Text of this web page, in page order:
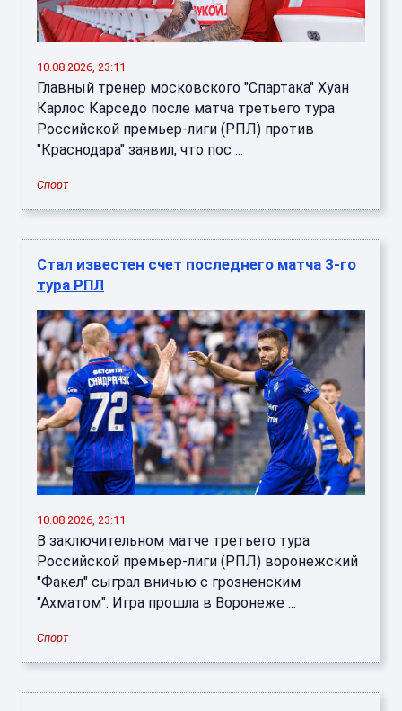
10.08.2026, 23:11
Главный тренер московского "Спартака" Хуан
Карлос Карседо после матча третьего тура
Российской премьер-лиги (РПЛ) против
"Краснодара" заявил, что пос ...
Спорт
Стал известен счет последнего матча 3-го
тура РПЛ
10.08.2026, 23:11
В заключительном матче третьего тура
Российской премьер-лиги (РПЛ) воронежский
"Факел" сыграл вничью с грозненским
"Ахматом". Игра прошла в Воронеже ...
Спорт